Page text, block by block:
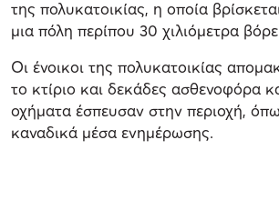
της πολυκατοικίας, η οποία
μια πόλη περίπου 30 χιλιόμετρα
Οι ένοικοι της πολυκατοικίας
το κτίριο και δεκάδες ασθενοφόρα
οχήματα έσπευσαν στην περιοχή,
καναδικά μέσα ενημέρωσης.